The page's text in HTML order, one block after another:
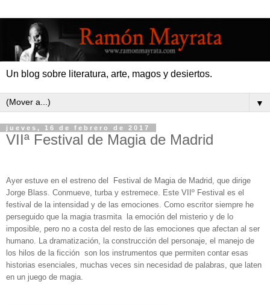
Un blog sobre literatura, arte, magos y desiertos.
▼
jueves, 16 de febrero de 2017
VIIª Festival de Magia de Madrid
Ayer estuve en el estreno del
Festival de Magia de Madrid, que dirige
Jorge Blass. Conmueve, turba y estremece. Este VIIº Festival es el
festival de la intensidad y de las emociones. Como escritor siempre he
perseguido que la magia trasmita
la emoción del misterio y de lo
imposible, pero no a costa del resto de las emociones que afectan al ser
humano. La dramatización, la construcción del personaje, el manejo de
los hilos de la ficción son los instrumentos que permiten contar esas
historias esenciales, muchas veces sin necesidad de palabras, que laten
en un juego de magia.